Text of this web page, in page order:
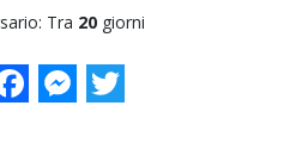
Tra 20 giorni
FacebookMessenger
Twitter